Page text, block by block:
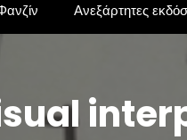
Ανεξάρτητες